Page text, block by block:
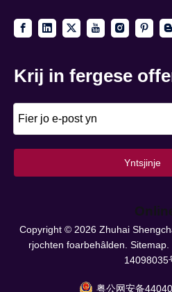
Krij in fergese
Yntsjinje
Copyright © 2026 Zhuhai
rjochten foarbehâlden. Sitemap.
14098035
粤公网安备